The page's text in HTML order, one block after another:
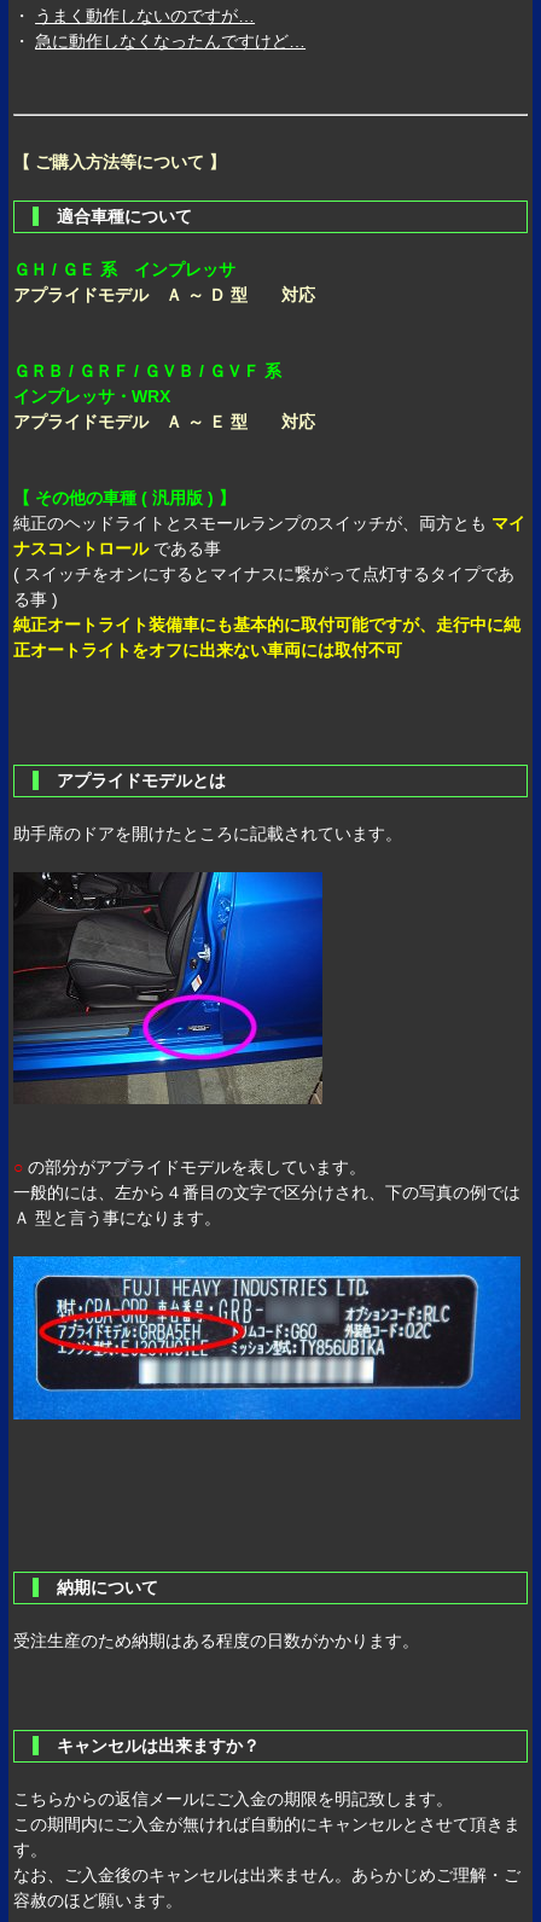
・
うまく動作しないのですが…
・急に動作しなくなったんですけど…
【 ご購入方法等について 】
適合車種について
ＧＨ / ＧＥ 系 インプレッサ
アプライドモデル Ａ ～ Ｄ 型 対応
ＧＲＢ / ＧＲＦ / ＧＶＢ / ＧＶＦ 系
インプレッサ・WRX
アプライドモデル Ａ ～ Ｅ 型 対応
【 その他の車種 ( 汎用版 ) 】
純正のヘッドライトとスモールランプのスイッチが、両方とも マイ
ナスコントロールである事
( スイッチをオンにするとマイナスに繋がって点灯するタイプであ
る事 )
純正オートライト装備車にも基本的に取付可能ですが、走行中に純
正オートライトをオフに出来ない車両には取付不可
アプライドモデルとは
助手席のドアを開けたところに記載されています。
○ の部分がアプライドモデルを表しています。
一般的には、左から４番目の文字で区分けされ、下の写真の例では
Ａ 型と言う事になります。
納期について
受注生産のため納期はある程度の日数がかかります。
キャンセルは出来ますか？
こちらからの返信メールにご入金の期限を明記致します。
この期間内にご入金が無ければ自動的にキャンセルとさせて頂きま
す。
なお、ご入金後のキャンセルは出来ません。あらかじめご理解・ご
容赦のほど願います。